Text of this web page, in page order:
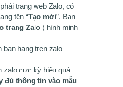
trang web Zalo, có
tên “Tạo mới”. Bạn
trang Zalo ( hình minh
zalo cực kỳ hiệu quả
đủ thông tin vào mẫu